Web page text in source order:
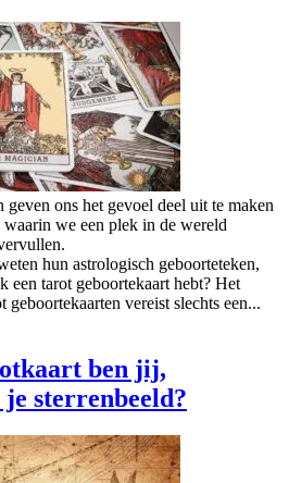
geven ons het gevoel deel uit te maken
waarin we een plek in de wereld
hun astrologisch geboorteteken,
een tarot geboortekaart hebt? Het
geboortekaarten vereist slechts een...
ben jij,
je sterrenbeeld?